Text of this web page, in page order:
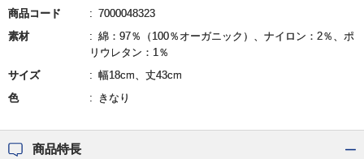
商品コード
7000048323
素材
綿：97％（100％オーガニック）、ナイロン：2％、ポ
リウレタン：1％
サイズ
幅18cm、丈43cm
色
きなり
商品特長